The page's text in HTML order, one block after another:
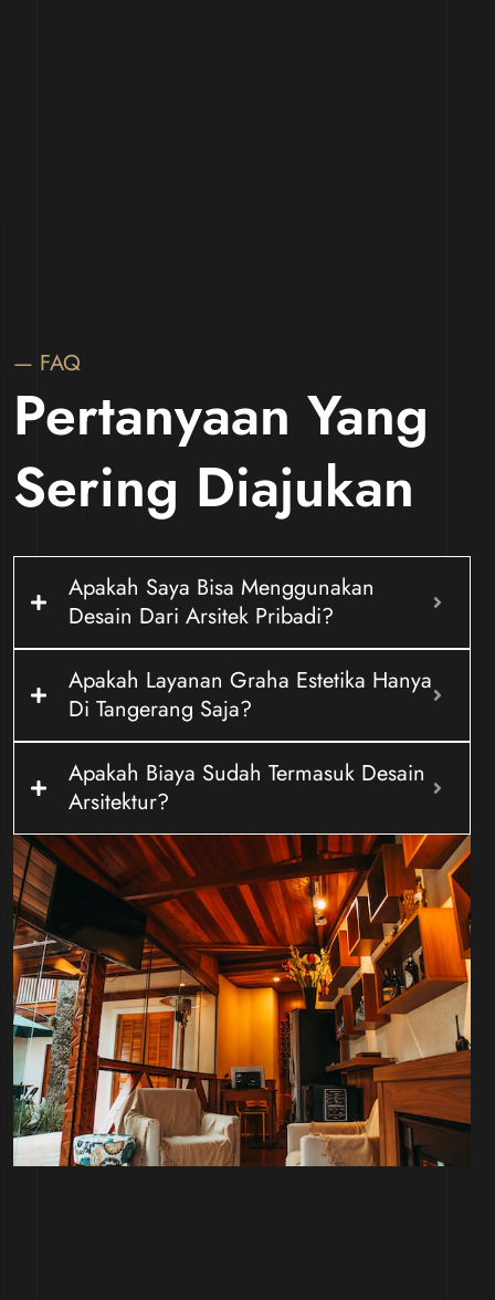
— FAQ
Pertanyaan Yang
Sering Diajukan
Apakah Saya Bisa Menggunakan
Desain Dari Arsitek Pribadi?
Apakah Layanan Graha Estetika Hanya
Di Tangerang Saja?
Apakah Biaya Sudah Termasuk Desain
Arsitektur?